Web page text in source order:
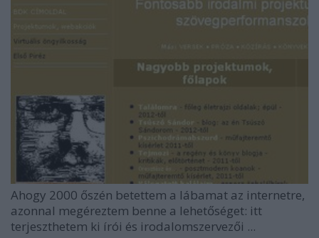
Ahogy 2000 őszén betettem a lábamat az internetre,
azonnal megéreztem benne a lehetőséget: itt
terjeszthetem ki írói és irodalomszervezői ...